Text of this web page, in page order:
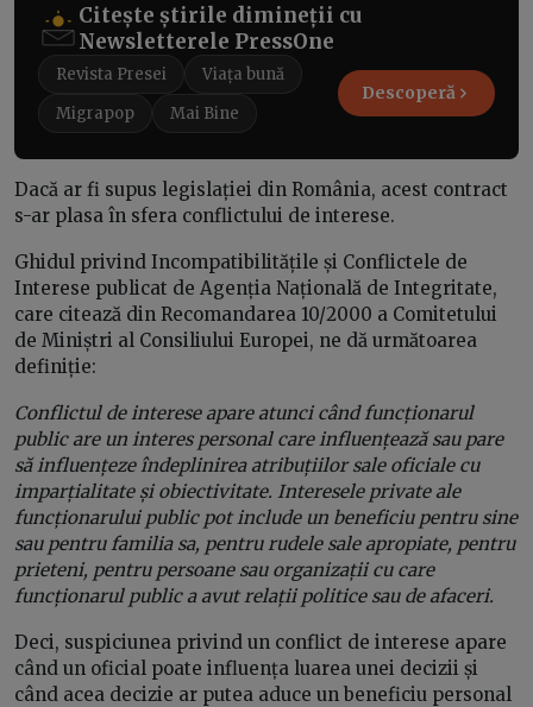
Citește știrile dimineții cu
Newsletterele PressOne
Revista Presei
Viața bună
Migrapop
Mai Bine
Descoperă
Dacă ar fi supus legislației din România, acest contract
s-ar plasa în sfera conflictului de interese.
Ghidul privind Incompatibilitățile și Conflictele de
Interese publicat de Agenția Națională de Integritate,
care citează din Recomandarea 10/2000 a Comitetului
de Miniștri al Consiliului Europei, ne dă următoarea
definiție:
Conflictul de interese apare atunci când funcționarul
public are un interes personal care influențează sau pare
să influențeze îndeplinirea atribuțiilor sale oficiale cu
imparțialitate și obiectivitate. Interesele private ale
funcționarului public pot include un beneficiu pentru sine
sau pentru familia sa, pentru rudele sale apropiate, pentru
prieteni, pentru persoane sau organizații cu care
funcționarul public a avut relații politice sau de afaceri.
Deci, suspiciunea privind un conflict de interese apare
când un oficial poate influența luarea unei decizii și
când acea decizie ar putea aduce un beneficiu personal